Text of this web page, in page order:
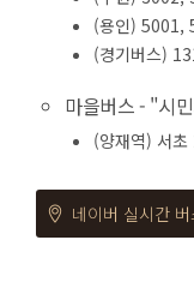
(용인) 5001,
(경기버스)
마을버스 - "시
(양재역) 서초
네이버 실시간